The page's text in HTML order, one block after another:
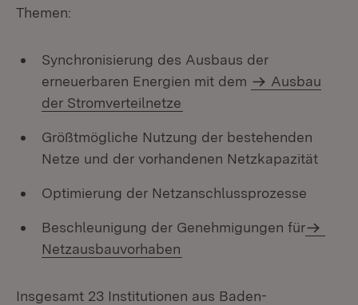
Themen:
Synchronisierung des Ausbaus der
erneuerbaren Energien mit dem
Ausbau
der Stromverteilnetze
Größtmögliche Nutzung der bestehenden
Netze und der vorhandenen Netzkapazität
Optimierung der Netzanschlussprozesse
Beschleunigung der Genehmigungen für
Netzausbauvorhaben
Insgesamt 23 Institutionen aus Baden-